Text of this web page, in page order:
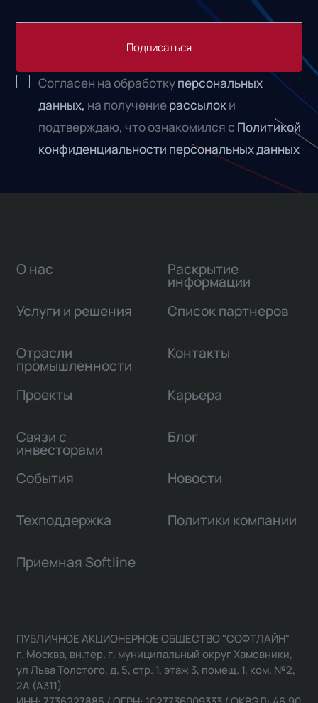
Подписаться
Согласен на обработкуперсональных
данных, на получениерассылоки
подтверждаю, что ознакомился с Политикой
конфиденциальности персональных данных
О нас
Услуги и решения
Отрасли
промышленности
Проекты
Связи с
инвесторами
Раскрытие
информации
Список партнеров
Контакты
Карьера
Блог
События Новости
Техподдержка Политики компании
Приемная Softline
ПУБЛИЧНОЕ АКЦИОНЕРНОЕ ОБЩЕСТВО "СОФТЛАЙН"
г. Москва, вн.тер. г. муниципальный округ Хамовники,
ул Льва Толстого, д. 5, стр. 1, этаж 3, помещ. 1, ком. №2,
2А (А311)